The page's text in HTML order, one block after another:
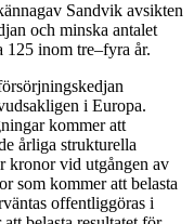
Sandvik avsikten
och minska antalet
125 inom tre–fyra år.
i Europa.
kommer att
årliga strukturella
kronor vid utgången av
som kommer att belasta
offentliggöras i